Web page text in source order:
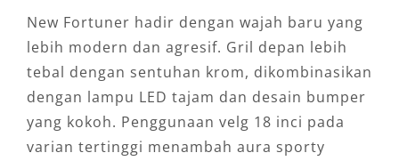
New Fortuner hadir dengan wajah baru yang
lebih modern dan agresif. Gril depan lebih
tebal dengan sentuhan krom, dikombinasikan
dengan lampu LED tajam dan desain bumper
yang kokoh. Penggunaan velg 18 inci pada
varian tertinggi menambah aura sporty